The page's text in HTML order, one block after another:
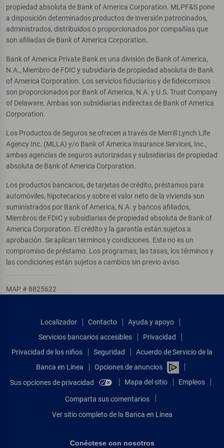
propiedad absoluta de Bank of America Corporation. MLPF&S pone
a disposición determinados productos de inversión patrocinados,
administrados, distribuidos o proporcionados por compañías que
son afiliadas de Bank of America Corporation.
Bank of America Private Bank es una división de Bank of America,
N.A., Miembro de FDIC y subsidiaria de propiedad absoluta de Bank
of America Corporation. Los servicios fiduciarios y de fideicomisos
son proporcionados por Bank of America, N.A. y U.S. Trust Company
of Delaware. Ambas son subsidiarias indirectas de Bank of America
Corporation.
Los Productos de Seguros se ofrecen a través de Merrill Lynch Life
Agency Inc. (MLLA) y/o Bank of America Insurance Services, Inc.,
ambas agencias de seguros autorizadas y subsidiarias de propiedad
absoluta de Bank of America Corporation.
Los productos bancarios, de tarjetas de crédito, préstamos para
automóviles, hipotecarios y sobre el valor neto de la vivienda son
suministrados por Bank of America, N.A. y bancos afiliados,
Miembros de FDIC y subsidiarias de propiedad absoluta de Bank of
America Corporation. El crédito y la garantía están sujetos a
aprobación. Se aplican términos y condiciones. Este no es un
compromiso de préstamo. Los programas, las tasas, los términos y
las condiciones están sujetos a cambios sin previo aviso.
MAP # 8825622
Localizador Contacto
Ayuda y apoyo
Servicios bancarios accesibles
Privacidad
Privacidad de los niños
Seguridad
Acuerdo de Servicio de la
Banca en Línea
Opciones de anuncios
Sus opciones de privacidad
Mapa del sitio Empleos
Comparta sus comentarios
Ver sitio completo de la Banca en Línea
Conéctese con nosotros